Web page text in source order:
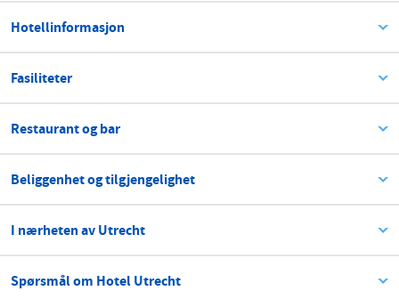
Hotellinformasjon
Fasiliteter
Restaurant og bar
Beliggenhet og tilgjengelighet
I nærheten av Utrecht
Spørsmål om Hotel Utrecht